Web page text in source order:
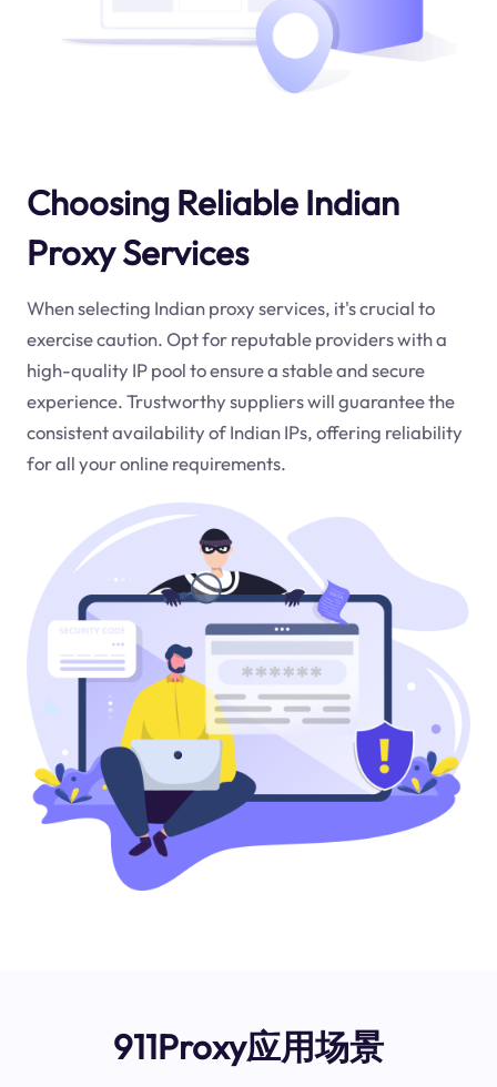
Choosing Reliable Indian
Proxy Services
When selecting Indian proxy services, it's crucial to
exercise caution. Opt for reputable providers with a
high-quality IP pool to ensure a stable and secure
experience. Trustworthy suppliers will guarantee the
consistent availability of Indian IPs, offering reliability
for all your online requirements.
911Proxy应用场景